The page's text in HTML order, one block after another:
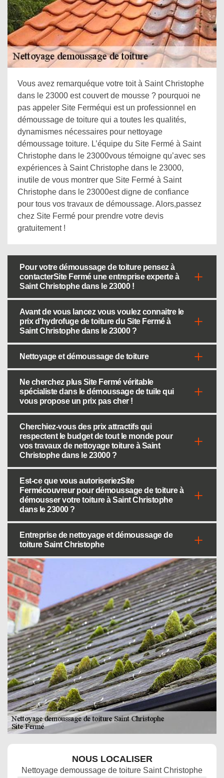
Vous avez remarquéque votre toit à Saint Christophe
dans le 23000 est couvert de mousse ? pourquoi ne
pas appeler Site Ferméqui est un professionnel en
démoussage de toiture qui a toutes les qualités,
dynamismes nécessaires pour nettoyage
démoussage toiture. L’équipe du Site Fermé à Saint
Christophe dans le 23000vous témoigne qu’avec ses
expériences à Saint Christophe dans le 23000,
inutile de vous montrer que Site Fermé à Saint
Christophe dans le 23000est digne de confiance
pour tous vos travaux de démoussage. Alors,passez
chez Site Fermé pour prendre votre devis
gratuitement !
Pour votre démoussage de toiture pensez à
contacterSite Fermé une entreprise experte à
Saint Christophe dans le 23000 !
Avant de vous lancez vous voulez connaitre le
prix d’hydrofuge de toiture du Site Fermé à
Saint Christophe dans le 23000 ?
Nettoyage et démoussage de toiture
Ne cherchez plus Site Fermé véritable
spécialiste dans le démoussage de tuile qui
vous propose un prix pas cher !
Cherchiez-vous des prix attractifs qui
respectent le budget de tout le monde pour
vos travaux de nettoyage toiture à Saint
Christophe dans le 23000 ?
Est-ce que vous autoriseriezSite
Fermécouvreur pour démoussage de toiture à
démousser votre toiture à Saint Christophe
dans le 23000 ?
Entreprise de nettoyage et démoussage de
toiture Saint Christophe
NOUS LOCALISER
Nettoyage demoussage de toiture Saint Christophe